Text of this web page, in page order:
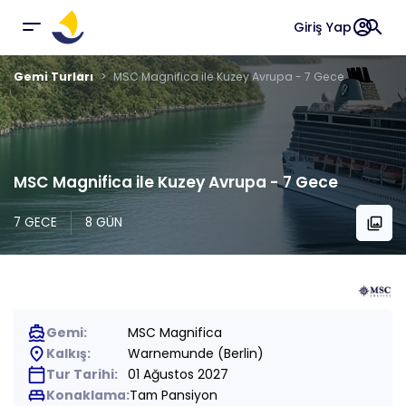
Giriş Yapaccount_circlesearch
Gemi Turları MSC Magnifica ile Kuzey Avrupa - 7 Gece
MSC Magnifica ile Kuzey Avrupa - 7 Gece
7 GECE 8 GÜN collections
directions_boatGemi: MSC Magnifica
place Kalkış: Warnemunde (Berlin)
calendar_todayTur Tarihi: 01 Ağustos 2027
king_bedKonaklama:Tam Pansiyon